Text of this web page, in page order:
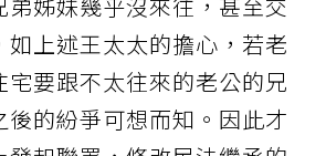
如上述王太太的擔心，若老
宅要跟不太往來的老公的兄
後的紛爭可想而知。因此才